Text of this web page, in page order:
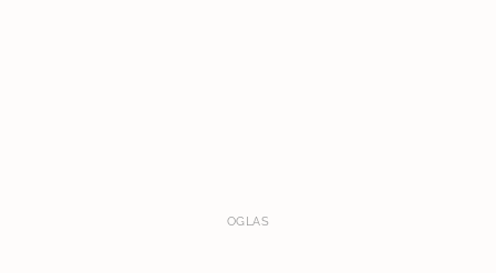
OGLAS